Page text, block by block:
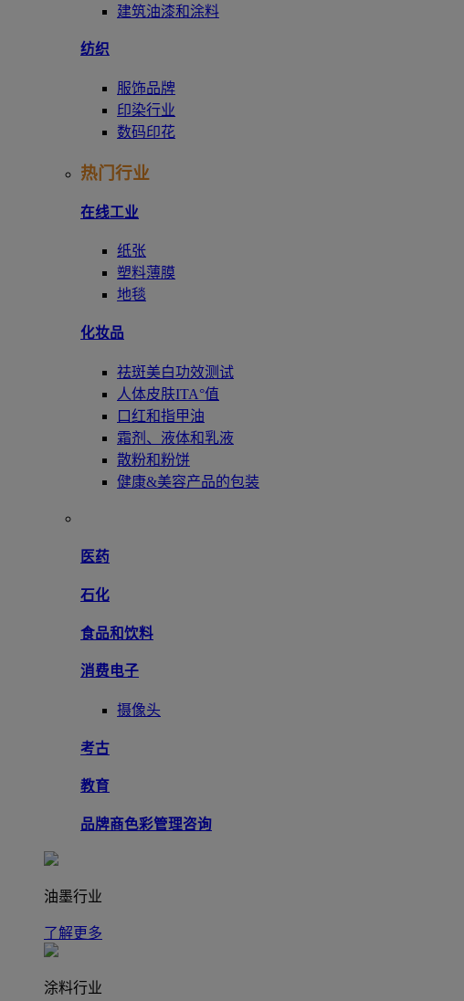
建筑油漆和涂料
纺织
服饰品牌
印染行业
数码印花
热门行业
在线工业
纸张
塑料薄膜
地毯
化妆品
祛斑美白功效测试
人体皮肤ITA°值
口红和指甲油
霜剂、液体和乳液
散粉和粉饼
健康&美容产品的包装
医药
石化
食品和饮料
消费电子
摄像头
考古
教育
品牌商色彩管理咨询
油墨行业
了解更多
涂料行业